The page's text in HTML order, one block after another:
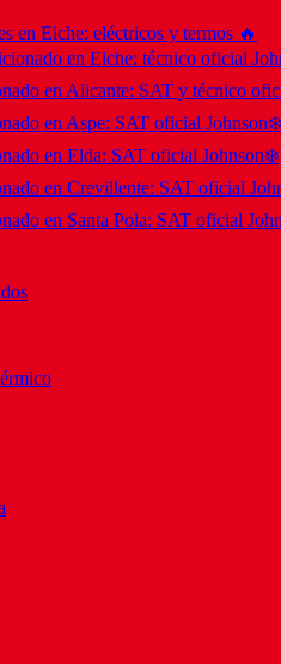
en Elche: eléctricos y termos 🔥
en Elche: técnico oficial
en Alicante: SAT y técnico
en Aspe: SAT oficial Johnson❄️
en Elda: SAT oficial Johnson❄️
en Crevillente: SAT oficial
en Santa Pola: SAT oficial